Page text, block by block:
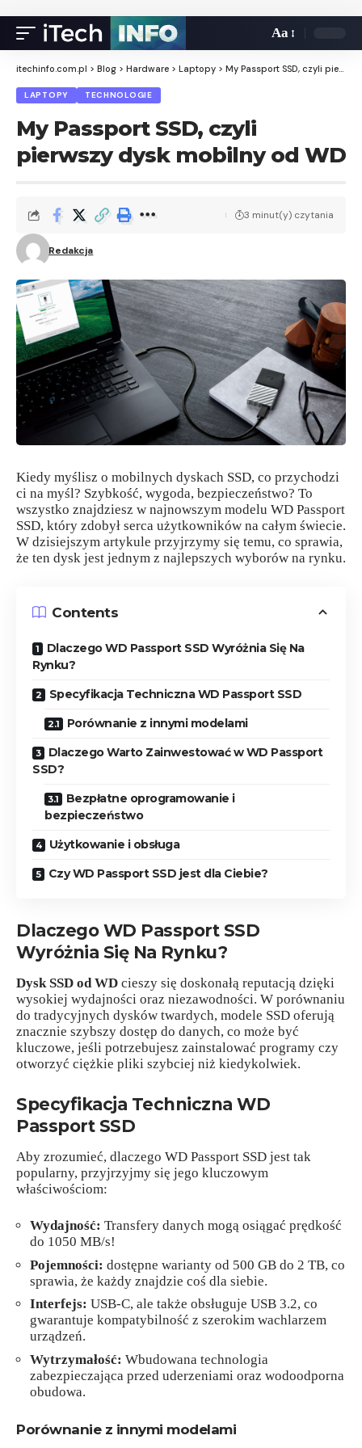
Aa
itechinfo.com.pl > Blog > Hardware > Laptopy > My Passport SSD, czyli pierwszy dysk mobilny od WD
LAPTOPY TECHNOLOGIE
My Passport SSD, czyli
pierwszy dysk mobilny od WD
Redakcja
3 minut(y) czytania
Kiedy myślisz o mobilnych dyskach SSD, co przychodzi
ci na myśl? Szybkość, wygoda, bezpieczeństwo? To
wszystko znajdziesz w najnowszym modelu WD Passport
SSD, który zdobył serca użytkowników na całym świecie.
W dzisiejszym artykule przyjrzymy się temu, co sprawia,
że ten dysk jest jednym z najlepszych wyborów na rynku.
Contents
Dlaczego WD Passport SSD Wyróżnia Się Na
Rynku?
Specyfikacja Techniczna WD Passport SSD
Porównanie z innymi modelami
Dlaczego Warto Zainwestować w WD Passport
SSD?
Bezpłatne oprogramowanie i
bezpieczeństwo
Użytkowanie i obsługa
Czy WD Passport SSD jest dla Ciebie?
Dlaczego WD Passport SSD
Wyróżnia Się Na Rynku?
Dysk SSD od WD cieszy się doskonałą reputacją dzięki
wysokiej wydajności oraz niezawodności. W porównaniu
do tradycyjnych dysków twardych, modele SSD oferują
znacznie szybszy dostęp do danych, co może być
kluczowe, jeśli potrzebujesz zainstalować programy czy
otworzyć ciężkie pliki szybciej niż kiedykolwiek.
Specyfikacja Techniczna WD
Passport SSD
Aby zrozumieć, dlaczego WD Passport SSD jest tak
popularny, przyjrzyjmy się jego kluczowym
właściwościom:
Wydajność: Transfery danych mogą osiągać prędkość
do 1050 MB/s!
Pojemności: dostępne warianty od 500 GB do 2 TB, co
sprawia, że każdy znajdzie coś dla siebie.
Interfejs: USB-C, ale także obsługuje USB 3.2, co
gwarantuje kompatybilność z szerokim wachlarzem
urządzeń.
Wytrzymałość: Wbudowana technologia
zabezpieczająca przed uderzeniami oraz wodoodporna
obudowa.
Porównanie z innymi modelami